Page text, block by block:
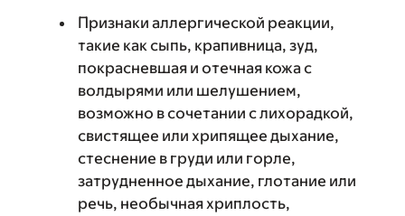
Признаки аллергической реакции,
такие как сыпь, крапивница, зуд,
покрасневшая и отечная кожа с
волдырями или шелушением,
возможно в сочетании с лихорадкой,
свистящее или хрипящее дыхание,
стеснение в груди или горле,
затрудненное дыхание, глотание или
речь, необычная хриплость,